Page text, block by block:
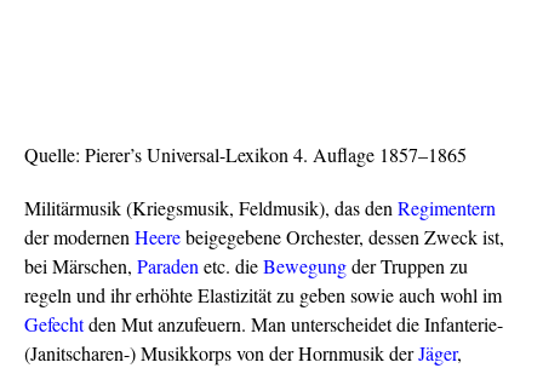
Quelle: Pierer’s Universal-Lexikon 4. Auflage 1857–1865
Militärmusik (Kriegsmusik, Feldmusik), das denRegimentern
der modernenHeerebeigegebene Orchester, dessen Zweck ist,
bei Märschen, Paradenetc. dieBewegungder Truppen zu
regeln und ihr erhöhte Elastizität zu geben sowie auch wohl im
Gefechtden Mut anzufeuern. Man unterscheidet die Infanterie-
(Janitscharen-) Musikkorps von der Hornmusik derJäger,